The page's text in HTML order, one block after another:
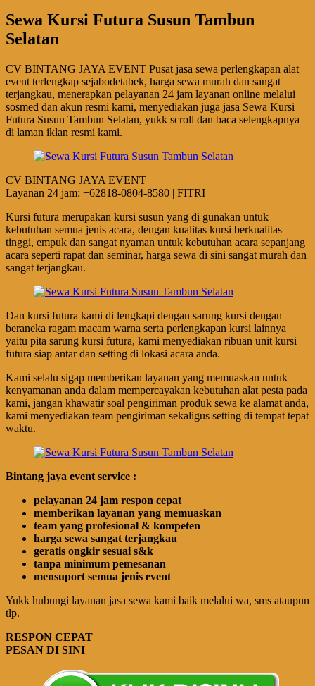
Sewa Kursi Futura Susun Tambun
Selatan
CV BINTANG JAYA EVENT Pusat jasa sewa perlengkapan alat
event terlengkap sejabodetabek, harga sewa murah dan sangat
terjangkau, menerapkan pelayanan 24 jam layanan online melalui
sosmed dan akun resmi kami, menyediakan juga jasa Sewa Kursi
Futura Susun Tambun Selatan, yukk scroll dan baca selengkapnya
di laman iklan resmi kami.
CV BINTANG JAYA EVENT
Layanan 24 jam: +62818-0804-8580 | FITRI
Kursi futura merupakan kursi susun yang di gunakan untuk
kebutuhan semua jenis acara, dengan kualitas kursi berkualitas
tinggi, empuk dan sangat nyaman untuk kebutuhan acara sepanjang
acara seperti rapat dan seminar, harga sewa di sini sangat murah dan
sangat terjangkau.
Dan kursi futura kami di lengkapi dengan sarung kursi dengan
beraneka ragam macam warna serta perlengkapan kursi lainnya
yaitu pita sarung kursi futura, kami menyediakan ribuan unit kursi
futura siap antar dan setting di lokasi acara anda.
Kami selalu sigap memberikan layanan yang memuaskan untuk
kenyamanan anda dalam mempercayakan kebutuhan alat pesta pada
kami, jangan khawatir soal pengiriman produk sewa ke alamat anda,
kami menyediakan team pengiriman sekaligus setting di tempat tepat
waktu.
Bintang jaya event service :
pelayanan 24 jam respon cepat
memberikan layanan yang memuaskan
team yang profesional & kompeten
harga sewa sangat terjangkau
geratis ongkir sesuai s&k
tanpa minimum pemesanan
mensuport semua jenis event
Yukk hubungi layanan jasa sewa kami baik melalui wa, sms ataupun
tlp.
RESPON CEPAT
PESAN DI SINI